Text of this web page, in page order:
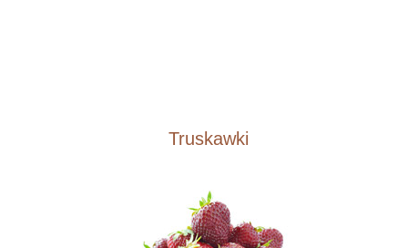
Truskawki